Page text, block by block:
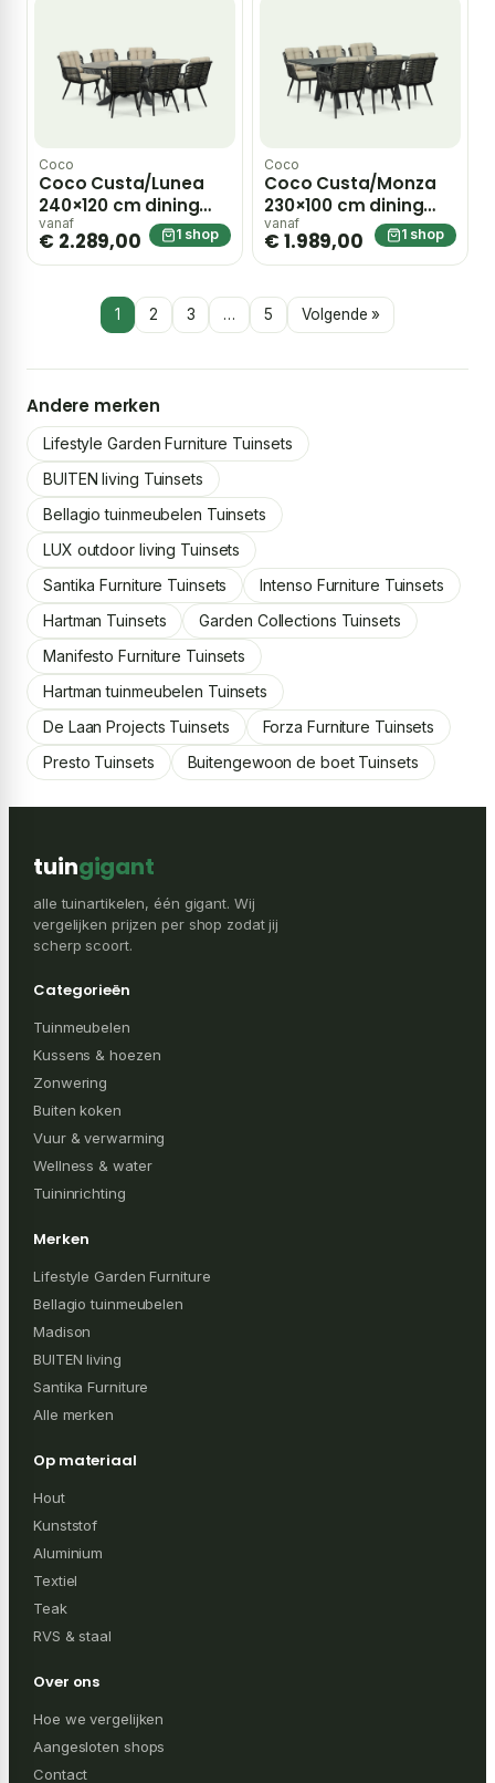
Coco
Coco Custa/Lunea
240×120 cm dining
tuinset 7-delig –
Grijs-antraciet
vanaf
€ 2.289,00 1 shop
Coco
Coco Custa/Monza
230×100 cm dining
tuinset 7-delig –
Grijs-antraciet
vanaf
€ 1.989,00 1 shop
1 2 3 … 5 Volgende »
Andere merken
Lifestyle Garden Furniture Tuinsets
BUITEN living Tuinsets
Bellagio tuinmeubelen Tuinsets
LUX outdoor living Tuinsets
Santika Furniture Tuinsets
Intenso Furniture Tuinsets
Hartman Tuinsets
Garden Collections Tuinsets
Manifesto Furniture Tuinsets
Hartman tuinmeubelen Tuinsets
De Laan Projects Tuinsets
Forza Furniture Tuinsets
Presto Tuinsets
Buitengewoon de boet Tuinsets
tuingigant
alle tuinartikelen, één gigant. Wij
vergelijken prijzen per shop zodat jij
scherp scoort.
Categorieën
Tuinmeubelen
Kussens & hoezen
Zonwering
Buiten koken
Vuur & verwarming
Wellness & water
Tuininrichting
Merken
Lifestyle Garden Furniture
Bellagio tuinmeubelen
Madison
BUITEN living
Santika Furniture
Alle merken
Op materiaal
Hout
Kunststof
Aluminium
Textiel
Teak
RVS & staal
Over ons
Hoe we vergelijken
Aangesloten shops
Contact